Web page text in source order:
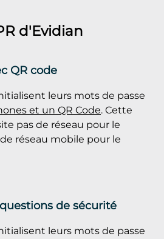
d'Evidian
QR code
leurs mots de passe
et un QR Code. Cette
pas de réseau pour le
réseau mobile pour le
de sécurité
leurs mots de passe